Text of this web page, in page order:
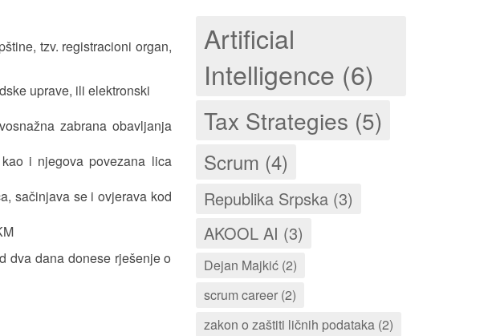
tzv. registracioni organ,
uprave, ili elektronski
zabrana obavljanja
i njegova povezana lica
sačinjava se i ovjerava kod
dva dana donese rješenje o
Artificial
Intelligence (6)
Tax Strategies (5)
Scrum (4)
Republika Srpska (3)
AKOOL AI (3)
Dejan Majkić (2)
scrum career (2)
zakon o zaštiti ličnih podataka (2)